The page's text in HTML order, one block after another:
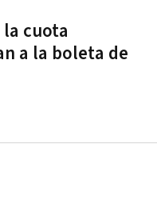
cuota
a la boleta de